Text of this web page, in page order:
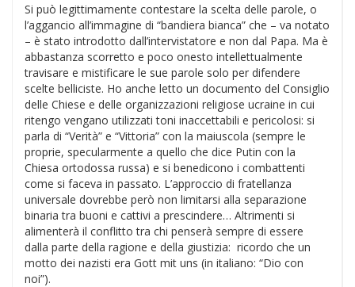
Si può legittimamente contestare la scelta delle parole, o
l’aggancio all’immagine di “bandiera bianca” che – va notato
– è stato introdotto dall’intervistatore e non dal Papa. Ma è
abbastanza scorretto e poco onesto intellettualmente
travisare e mistificare le sue parole solo per difendere
scelte belliciste. Ho anche letto un documento del Consiglio
delle Chiese e delle organizzazioni religiose ucraine in cui
ritengo vengano utilizzati toni inaccettabili e pericolosi: si
parla di “Verità” e “Vittoria” con la maiuscola (sempre le
proprie, specularmente a quello che dice Putin con la
Chiesa ortodossa russa) e si benedicono i combattenti
come si faceva in passato. L’approccio di fratellanza
universale dovrebbe però non limitarsi alla separazione
binaria tra buoni e cattivi a prescindere… Altrimenti si
alimenterà il conflitto tra chi penserà sempre di essere
dalla parte della ragione e della giustizia: ricordo che un
motto dei nazisti era Gott mit uns (in italiano: “Dio con
noi”).